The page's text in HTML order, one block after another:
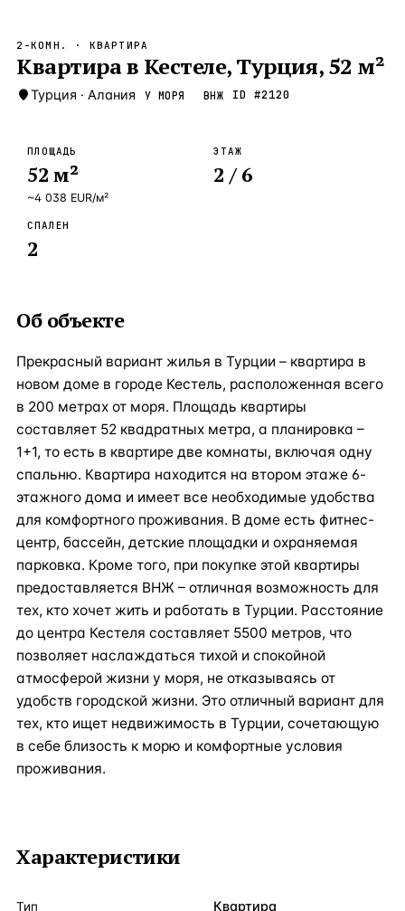
Новороссийск — Локация Россия · 2
Стамбул —Локация
ЧАСТО ИЩУТ
Турция Россия
2-КОМН. · КВАРТИРА
Квартира в Кестеле, Турция, 52 м²
Турция · Алания У МОРЯ ВНЖ ID #2120
ПЛОЩАДЬ
52 м²
~4 038 EUR/м²
ЭТАЖ
2 / 6
СПАЛЕН
2
Об объекте
Прекрасный вариант жилья в Турции – квартира в
новом доме в городе Кестель, расположенная всего
в 200 метрах от моря. Площадь квартиры
составляет 52 квадратных метра, а планировка –
1+1, то есть в квартире две комнаты, включая одну
спальню. Квартира находится на втором этаже 6-
этажного дома и имеет все необходимые удобства
для комфортного проживания. В доме есть фитнес-
центр, бассейн, детские площадки и охраняемая
парковка. Кроме того, при покупке этой квартиры
предоставляется ВНЖ – отличная возможность для
тех, кто хочет жить и работать в Турции. Расстояние
до центра Кестеля составляет 5500 метров, что
позволяет наслаждаться тихой и спокойной
атмосферой жизни у моря, не отказываясь от
удобств городской жизни. Это отличный вариант для
тех, кто ищет недвижимость в Турции, сочетающую
в себе близость к морю и комфортные условия
проживания.
Характеристики
Тип Квартира